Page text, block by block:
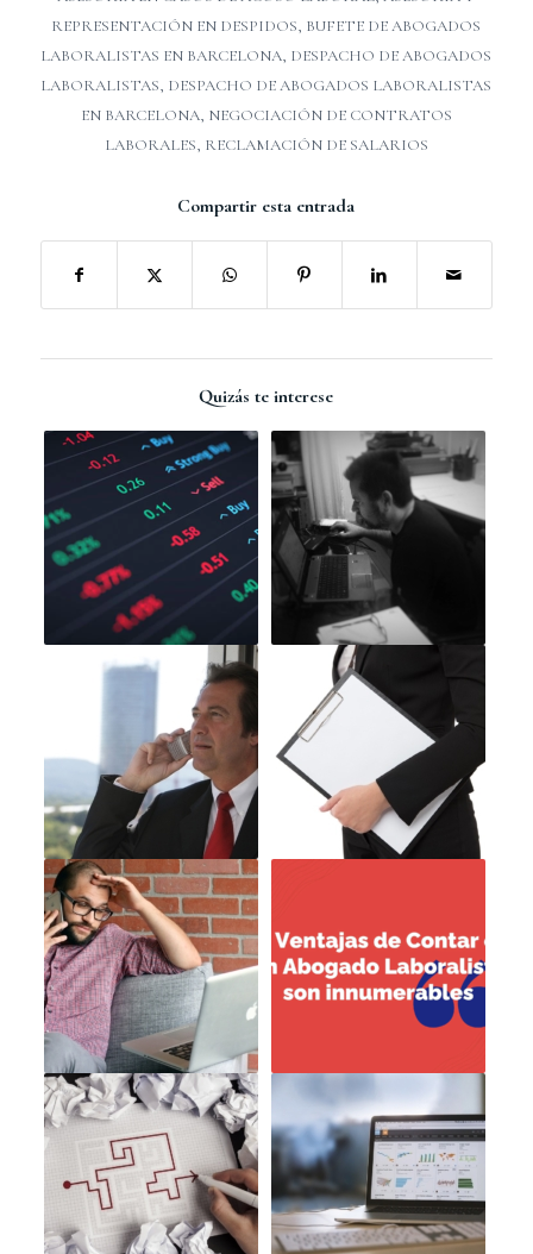
REPRESENTACIÓN EN DESPIDOS, BUFETE DE ABOGADOS
LABORALISTAS EN BARCELONA, DESPACHO DE ABOGADOS
LABORALISTAS, DESPACHO DE ABOGADOS LABORALISTAS
EN BARCELONA, NEGOCIACIÓN DE CONTRATOS
LABORALES, RECLAMACIÓN DE SALARIOS
Compartir esta entrada
Quizás te interese